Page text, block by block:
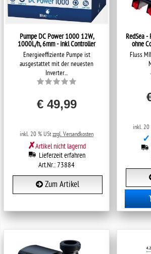
Pumpe DC Power 1000 12W,
1000L/h, 6mm - inkl Controller
Energieeffiziente Pumpe ist
ausgestattet mit der neuesten
Inverter...
€ 49,99
inkl. 20 % USt zzgl. Versandkosten
✗Artikel nicht lagernd
Lieferzeit erfahren
Art.Nr.: 73884
Zum Artikel
RedSea
ohne
Fluss
inkl. 20
✓